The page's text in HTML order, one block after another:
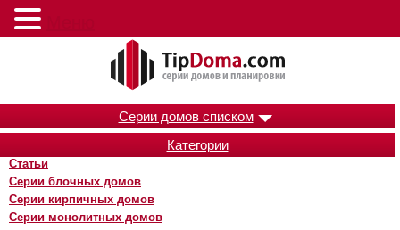
Серии домов списком
Категории
Статьи
Серии блочных домов
Серии кирпичных домов
Серии монолитных домов